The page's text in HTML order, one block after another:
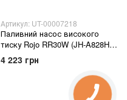
Артикул: UT-00007218
Паливний насос високого
тиску Rojo RR30W (JH-A828HT)
ТЮНІНГ PITBIKE
4 223 грн